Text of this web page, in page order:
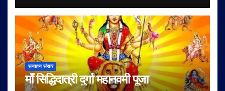
सनातन संसार
माँ सिद्धिदात्री दुर्गा महानवमी पूजा